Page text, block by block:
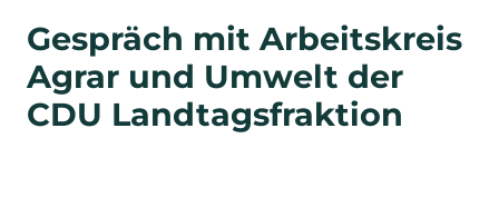
Gespräch mit Arbeitskreis
Agrar und Umwelt der
CDU Landtagsfraktion